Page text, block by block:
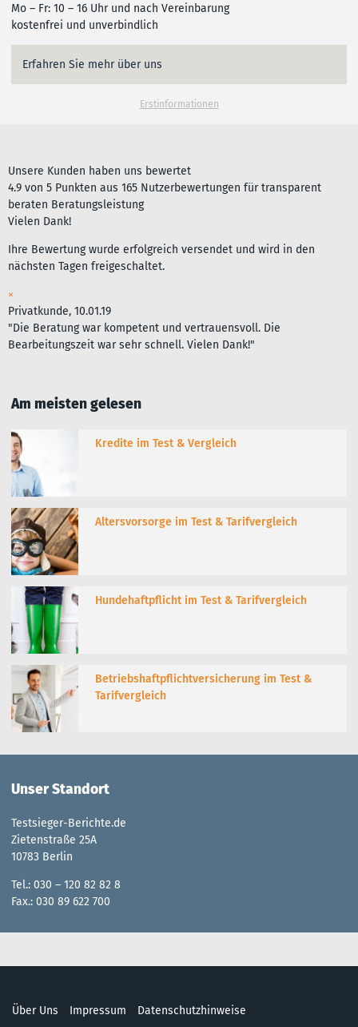
Mo – Fr: 10 – 16 Uhr und nach Vereinbarung
kostenfrei und unverbindlich
Erfahren Sie mehr über uns
Erstinformationen
Unsere Kunden haben uns bewertet
4.9 von 5 Punkten aus 165 Nutzerbewertungen fürtransparent
beraten Beratungsleistung
Vielen Dank!
Ihre Bewertung wurde erfolgreich versendet und wird in den
nächsten Tagen freigeschaltet.
×
Privatkunde, 10.01.19
"Die Beratung war kompetent und vertrauensvoll. Die
Bearbeitungszeit war sehr schnell. Vielen Dank!"
Am meisten gelesen
Kredite im Test & Vergleich
Altersvorsorge im Test & Tarifvergleich
Hundehaftpflicht im Test & Tarifvergleich
Betriebshaftpflichtversicherung im Test &
Tarifvergleich
Unser Standort
Testsieger-Berichte.de
Zietenstraße 25A
10783 Berlin
Tel.: 030 – 120 82 82 8
Fax.: 030 89 622 700
Über Uns Impressum Datenschutzhinweise